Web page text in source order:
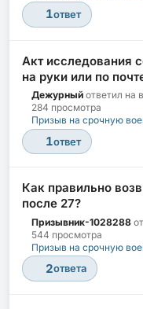
1ответ
Акт исследования
на руки или по
Дежурный ответил на
284 просмотра
Призыв на срочную
1ответ
Как правильно
после 27?
Призывник-1028288
544 просмотра
Призыв на срочную
2ответа